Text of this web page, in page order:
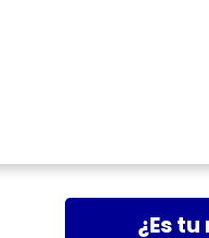
¿Es